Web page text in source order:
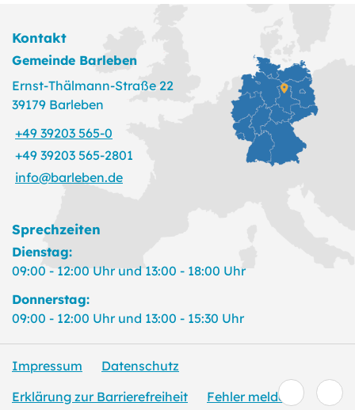
Kontakt
Gemeinde Barleben
Ernst-Thälmann-Straße 22
39179 Barleben
+49 39203 565-0
+49 39203 565-2801
info@barleben.de
Sprechzeiten
Dienstag:
09:00 - 12:00 Uhr und 13:00 - 18:00 Uhr
Donnerstag:
09:00 - 12:00 Uhr und 13:00 - 15:30 Uhr
Impressum
Datenschutz
Erklärung zur Barrierefreiheit
Fehler melden